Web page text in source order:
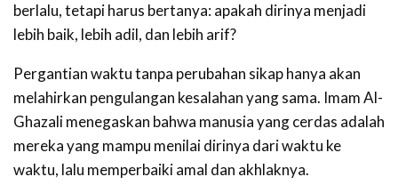
berlalu, tetapi harus bertanya: apakah dirinya menjadi
lebih baik, lebih adil, dan lebih arif?
Pergantian waktu tanpa perubahan sikap hanya akan
melahirkan pengulangan kesalahan yang sama. Imam Al-
Ghazali menegaskan bahwa manusia yang cerdas adalah
mereka yang mampu menilai dirinya dari waktu ke
waktu, lalu memperbaiki amal dan akhlaknya.